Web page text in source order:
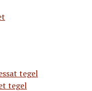
tegel
tegel